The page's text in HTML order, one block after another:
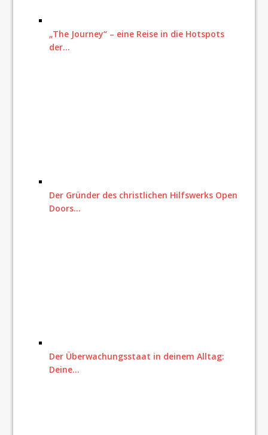
„The Journey“ – eine Reise in die Hotspots
der…
Der Gründer des christlichen Hilfswerks Open
Doors…
Der Überwachungsstaat in deinem Alltag:
Deine…